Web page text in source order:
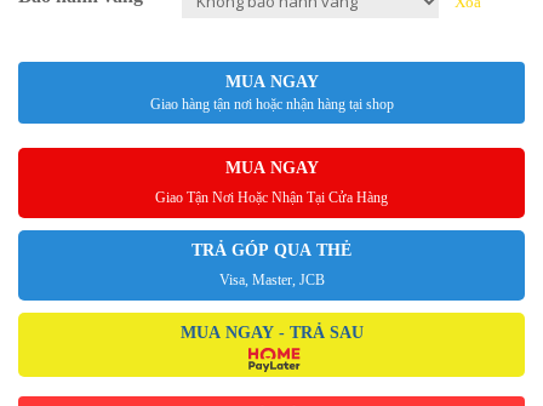
MUA NGAY
Giao hàng tận nơi hoặc nhận hàng tại shop
MUA NGAY
Giao Tận Nơi Hoặc Nhận Tại Cửa Hàng
TRẢ GÓP QUA THẺ
Visa, Master, JCB
MUA NGAY - TRẢ SAU